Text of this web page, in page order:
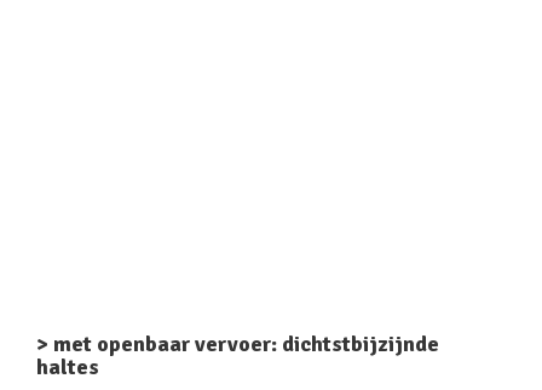
> met openbaar vervoer: dichtstbijzijnde
haltes